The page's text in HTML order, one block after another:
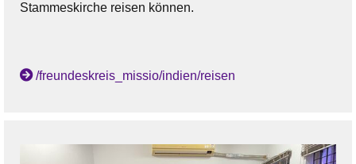
Stammeskirche reisen können.
/freundeskreis_missio/indien/reisen